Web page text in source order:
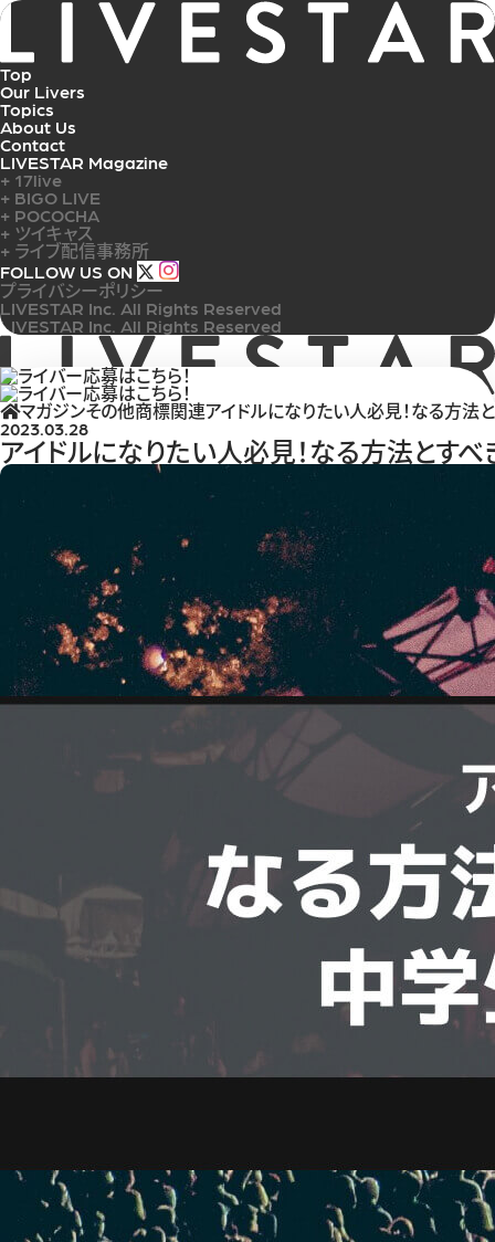
メニュー
Top
Our Livers
Topics
About Us
Contact
LIVESTAR Magazine
+ 17live
+ BIGO LIVE
+ POCOCHA
+ ツイキャス
+ ライブ配信事務所
FOLLOW US ON
プライバシーポリシー
LIVESTAR Inc. All Rights Reserved
LIVESTAR Inc. All Rights Reserved
MENU
マガジンその他商標関連アイドルになりたい人必見！なる方法
2023.03.28
アイドルになりたい人必見！なる方法とす